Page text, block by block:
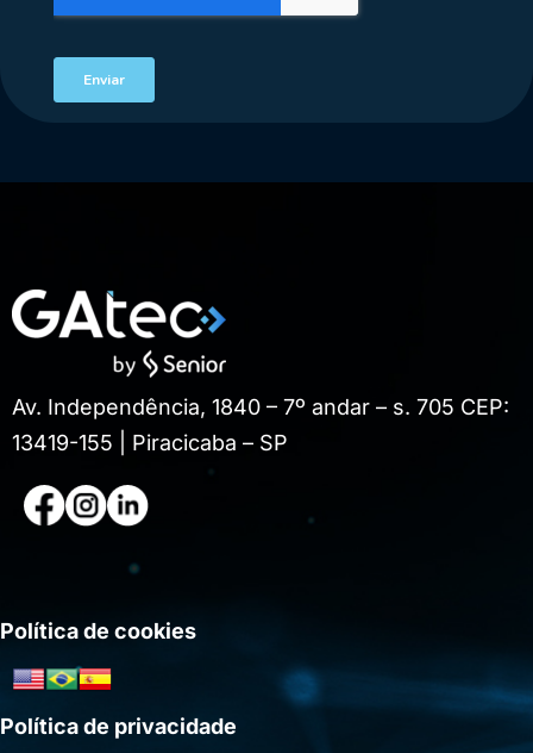
Av. Independência, 1840 – 7º andar – s. 705 CEP:
13419-155 | Piracicaba – SP
Política de cookies
Política de privacidade